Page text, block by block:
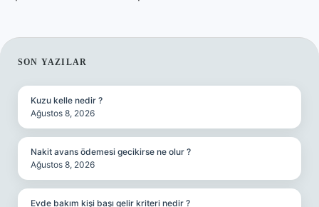
SIDEBAR
SON YAZILAR
Kuzu kelle nedir ?
Ağustos 8, 2026
Nakit avans ödemesi gecikirse ne olur ?
Ağustos 8, 2026
Evde bakım kişi başı gelir kriteri nedir ?